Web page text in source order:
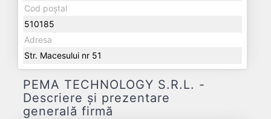
Cod poștal
510185
Adresa
Str. Macesului nr 51
PEMA TECHNOLOGY S.R.L. -
Descriere și prezentare
generală firmă